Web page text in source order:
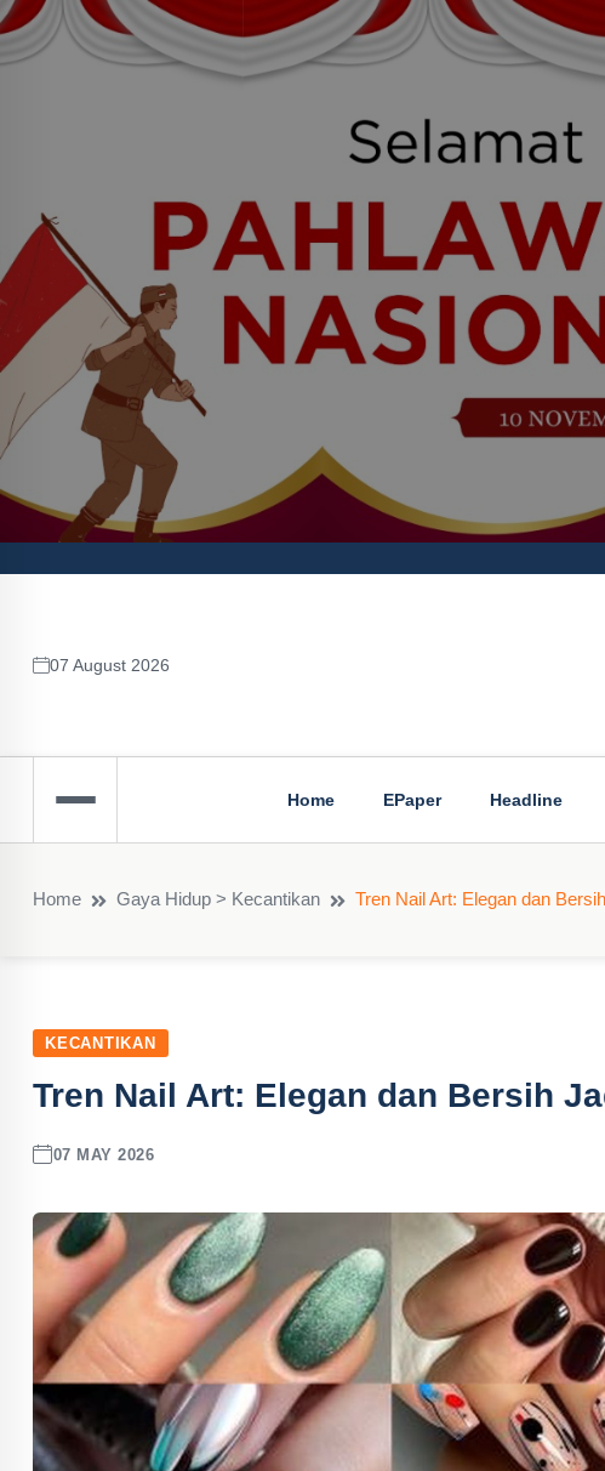
07 August 2026
Home EPaper Headline
Home Gaya Hidup > Kecantikan Tren Nail Art: Elegan dan
KECANTIKAN
Tren Nail Art: Elegan dan Bersih
07 MAY 2026